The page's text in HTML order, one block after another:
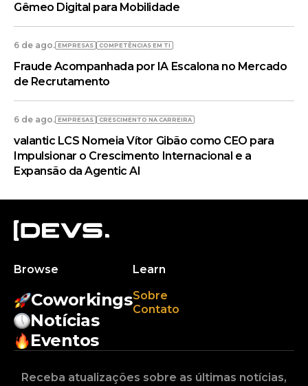
Gêmeo Digital para Mobilidade
6 de ago. EMPRESAS COMPETÊNCIAS EM TI
Fraude Acompanhada por IA Escalona no Mercado
de Recrutamento
6 de ago. EMPRESAS CRESCIMENTO NA CARREIRA
valantic LCS Nomeia Vítor Gibão como CEO para
Impulsionar o Crescimento Internacional e a
Expansão da Agentic AI
Browse
Coworkings
Notícias
Eventos
Learn
Sobre
Contato
Receba atualizações sobre as últimas notícias,